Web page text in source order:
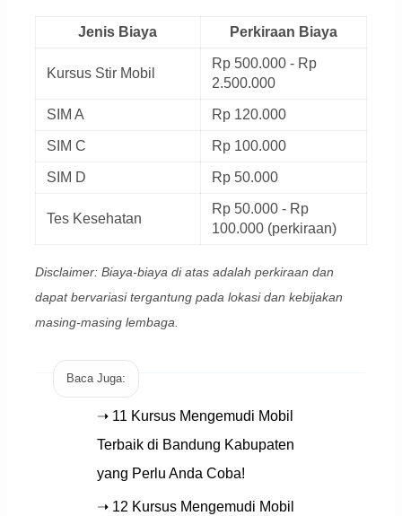
Jenis Biaya Perkiraan Biaya
Kursus Stir Mobil
Rp 500.000 - Rp
2.500.000
SIM A Rp 120.000
SIM C Rp 100.000
SIM D Rp 50.000
Tes Kesehatan
Rp 50.000 - Rp
100.000 (perkiraan)
Disclaimer: Biaya-biaya di atas adalah perkiraan dan
dapat bervariasi tergantung pada lokasi dan kebijakan
masing-masing lembaga.
Baca Juga:
➝ 11 Kursus Mengemudi Mobil
Terbaik di Bandung Kabupaten
yang Perlu Anda Coba!
➝ 12 Kursus Mengemudi Mobil